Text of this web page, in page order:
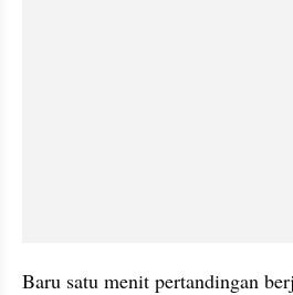
Baru satu menit pertandingan